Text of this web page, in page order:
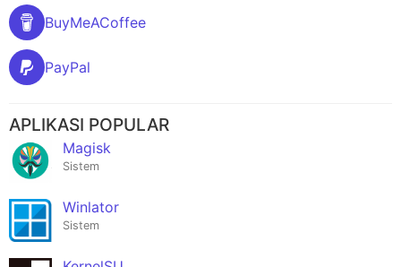
BuyMeACoffee
PayPal
APLIKASI POPULAR
Magisk
Sistem
Winlator
Sistem